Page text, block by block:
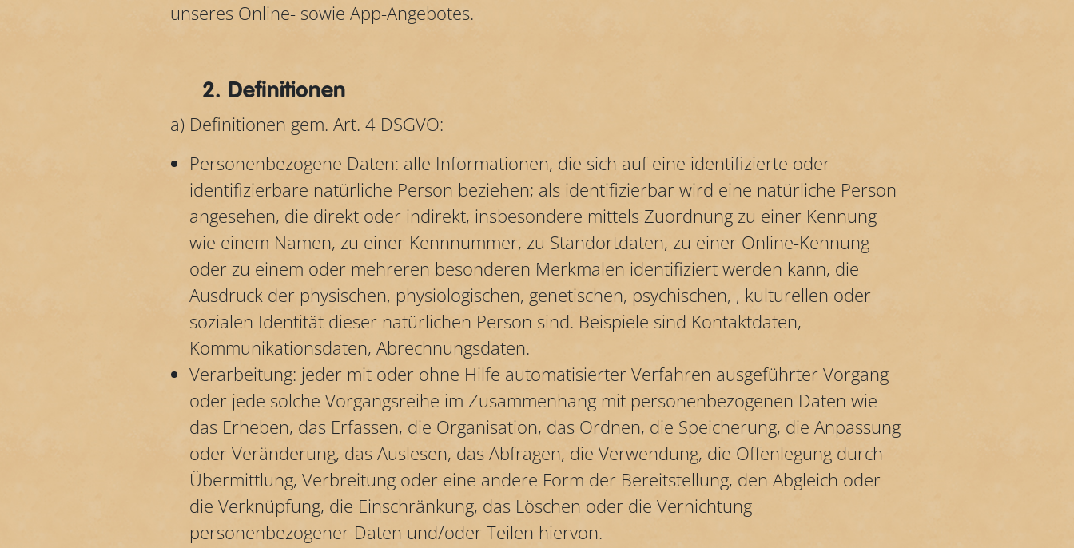
unseres Online- sowie App-Angebotes.
2. Definitionen
a) Definitionen gem. Art. 4 DSGVO:
Personenbezogene Daten: alle Informationen, die sich auf eine identifizierte oder
identifizierbare natürliche Person beziehen; als identifizierbar wird eine natürliche Person
angesehen, die direkt oder indirekt, insbesondere mittels Zuordnung zu einer Kennung
wie einem Namen, zu einer Kennnummer, zu Standortdaten, zu einer Online-Kennung
oder zu einem oder mehreren besonderen Merkmalen identifiziert werden kann, die
Ausdruck der physischen, physiologischen, genetischen, psychischen, , kulturellen oder
sozialen Identität dieser natürlichen Person sind. Beispiele sind Kontaktdaten,
Kommunikationsdaten, Abrechnungsdaten.
Verarbeitung: jeder mit oder ohne Hilfe automatisierter Verfahren ausgeführter Vorgang
oder jede solche Vorgangsreihe im Zusammenhang mit personenbezogenen Daten wie
das Erheben, das Erfassen, die Organisation, das Ordnen, die Speicherung, die Anpassung
oder Veränderung, das Auslesen, das Abfragen, die Verwendung, die Offenlegung durch
Übermittlung, Verbreitung oder eine andere Form der Bereitstellung, den Abgleich oder
die Verknüpfung, die Einschränkung, das Löschen oder die Vernichtung
personenbezogener Daten und/oder Teilen hiervon.